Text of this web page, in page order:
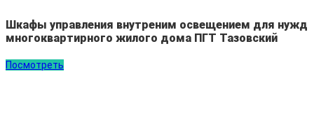
Шкафы управления внутреним освещением для нужд
многоквартирного жилого дома ПГТ Тазовский
Посмотреть